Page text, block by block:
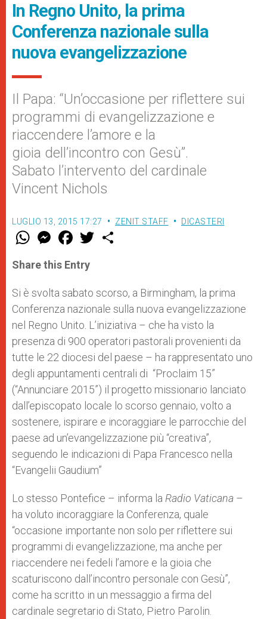
In Regno Unito, la prima
Conferenza nazionale sulla
nuova evangelizzazione
Il Papa: “Un’occasione per riflettere sui
programmi di evangelizzazione e
riaccendere l’amore e la
gioia dell’incontro con Gesù”.
Sabato l’intervento del cardinale
Vincent Nichols
LUGLIO 13, 2015 17:27 ZENIT STAFF DICASTERI
W
t
s
p
p
M
e
s
e
g
e
r
F
a
e
b
o
k
w
r
Share this Entry
Si è svolta sabato scorso, a Birmingham, la prima
Conferenza nazionale sulla nuova evangelizzazione
nel Regno Unito. L’iniziativa – che ha visto la
presenza di 900 operatori pastorali provenienti da
tutte le 22 diocesi del paese – ha rappresentato uno
degli appuntamenti centrali di “Proclaim 15”
(“Annunciare 2015”) il progetto missionario lanciato
dall’episcopato locale lo scorso gennaio, volto a
sostenere, ispirare e incoraggiare le parrocchie del
paese ad un’evangelizzazione più “creativa”,
seguendo le indicazioni di Papa Francesco nella
“Evangelii Gaudium”
Lo stesso Pontefice – informa la Radio Vaticana –
ha voluto incoraggiare la Conferenza, quale
“occasione importante non solo per riflettere sui
programmi di evangelizzazione, ma anche per
riaccendere nei fedeli l’amore e la gioia che
scaturiscono dall’incontro personale con Gesù”,
come ha scritto in un messaggio a firma del
cardinale segretario di Stato, Pietro Parolin.